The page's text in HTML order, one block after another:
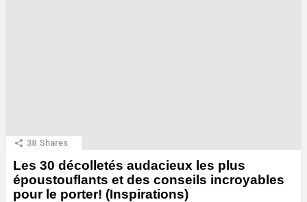
38 Shares
Les 30 décolletés audacieux les plus
époustouflants et des conseils incroyables
pour le porter! (Inspirations)